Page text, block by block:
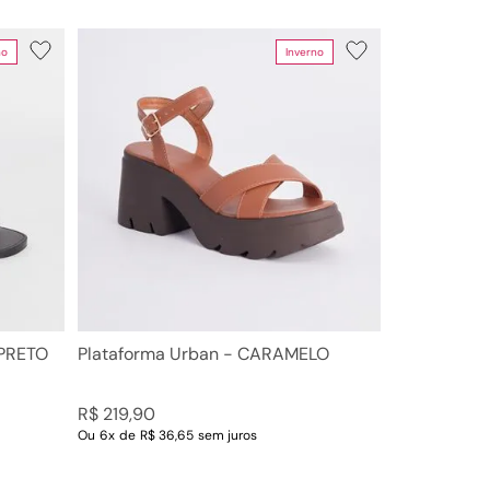
R$ 79,00 R$ 220,00
Inverno
Plataforma Urban - CARAMELO
R$ 219,90
Ou 6x de R$ 36,65 sem juros